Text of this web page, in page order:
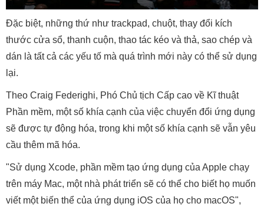
Đặc biệt, những thứ như trackpad, chuột, thay đổi kích
thước cửa sổ, thanh cuộn, thao tác kéo và thả, sao chép và
dán là tất cả các yếu tố mà quá trình mới này có thể sử dụng
lại.
Theo Craig Federighi, Phó Chủ tịch Cấp cao về Kĩ thuật
Phần mềm, một số khía cạnh của việc chuyển đổi ứng dụng
sẽ được tự động hóa, trong khi một số khía cạnh sẽ vẫn yêu
cầu thêm mã hóa.
"Sử dụng Xcode, phần mềm tạo ứng dụng của Apple chạy
trên máy Mac, một nhà phát triển sẽ có thể cho biết họ muốn
viết một biến thể của ứng dụng iOS của họ cho macOS",